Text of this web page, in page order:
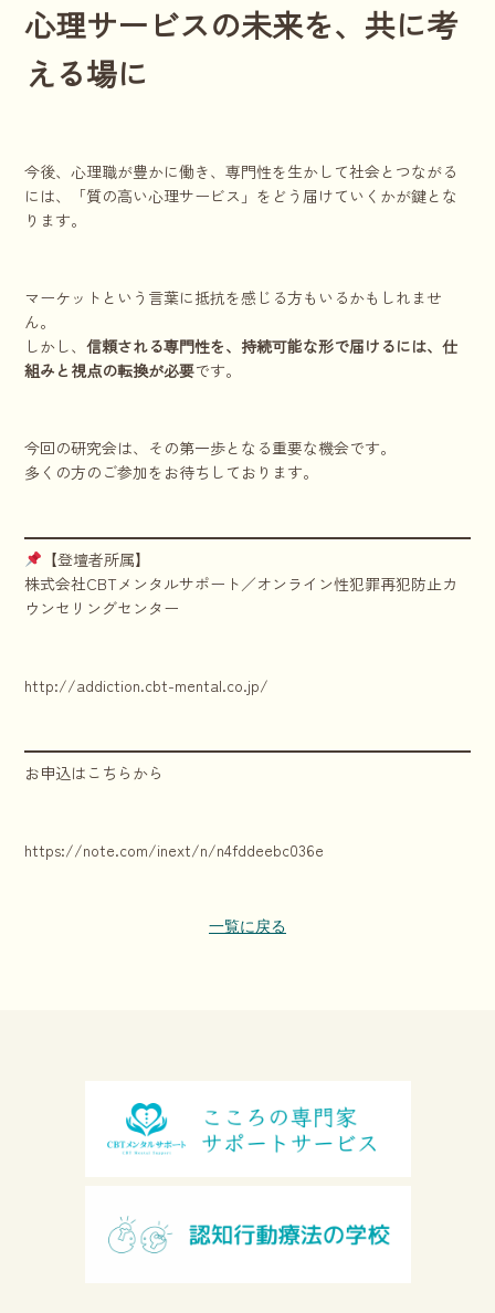
心理サービスの未来を、共に考
える場に
今後、心理職が豊かに働き、専門性を生かして社会とつながる
には、「質の高い心理サービス」をどう届けていくかが鍵とな
ります。
マーケットという言葉に抵抗を感じる方もいるかもしれませ
ん。
しかし、信頼される専門性を、持続可能な形で届けるには、仕
組みと視点の転換が必要です。
今回の研究会は、その第一歩となる重要な機会です。
多くの方のご参加をお待ちしております。
【登壇者所属】
株式会社CBTメンタルサポート／オンライン性犯罪再犯防止カ
ウンセリングセンター
http://addiction.cbt-mental.co.jp/
お申込はこちらから
https://note.com/inext/n/n4fddeebc036e
一覧に戻る